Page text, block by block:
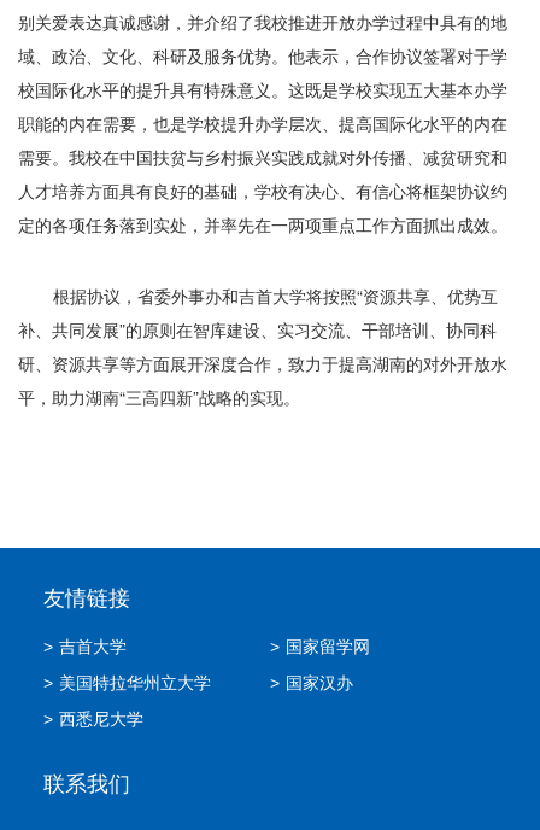
别关爱表达真诚感谢，并介绍了我校推进开放办学过程中具有的地
域、政治、文化、科研及服务优势。他表示，合作协议签署对于学
校国际化水平的提升具有特殊意义。这既是学校实现五大基本办学
职能的内在需要，也是学校提升办学层次、提高国际化水平的内在
需要。我校在中国扶贫与乡村振兴实践成就对外传播、减贫研究和
人才培养方面具有良好的基础，学校有决心、有信心将框架协议约
定的各项任务落到实处，并率先在一两项重点工作方面抓出成效。
根据协议，省委外事办和吉首大学将按照“资源共享、优势互
补、共同发展”的原则在智库建设、实习交流、干部培训、协同科
研、资源共享等方面展开深度合作，致力于提高湖南的对外开放水
平，助力湖南“三高四新”战略的实现。
友情链接
> 吉首大学 > 国家留学网
> 美国特拉华州立大学 > 国家汉办
> 西悉尼大学
联系我们